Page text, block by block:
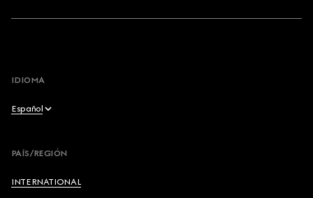
IDIOMA
Español
Français
PAÍS/REGIÓN
INTERNATIONAL